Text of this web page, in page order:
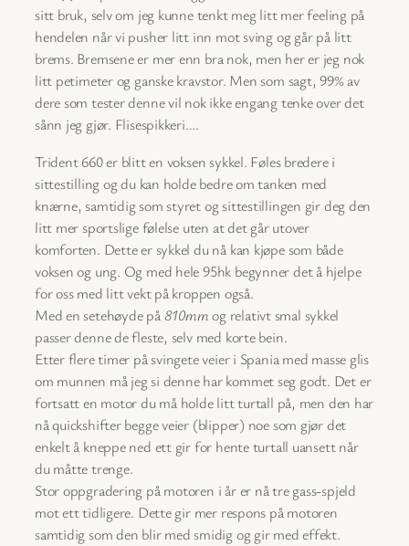
sitt bruk, selv om jeg kunne tenkt meg litt mer feeling på
hendelen når vi pusher litt inn mot sving og går på litt
brems. Bremsene er mer enn bra nok, men her er jeg nok
litt petimeter og ganske kravstor. Men som sagt, 99% av
dere som tester denne vil nok ikke engang tenke over det
sånn jeg gjør. Flisespikkeri….
Trident 660 er blitt en voksen sykkel. Føles bredere i
sittestilling og du kan holde bedre om tanken med
knærne, samtidig som styret og sittestillingen gir deg den
litt mer sportslige følelse uten at det går utover
komforten. Dette er sykkel du nå kan kjøpe som både
voksen og ung. Og med hele 95hk begynner det å hjelpe
for oss med litt vekt på kroppen også.
Med en setehøyde på 810mmog relativt smal sykkel
passer denne de fleste, selv med korte bein.
Etter flere timer på svingete veier i Spania med masse glis
om munnen må jeg si denne har kommet seg godt. Det er
fortsatt en motor du må holde litt turtall på, men den har
nå quickshifter begge veier (blipper) noe som gjør det
enkelt å kneppe ned ett gir for hente turtall uansett når
du måtte trenge.
Stor oppgradering på motoren i år er nå tre gass-spjeld
mot ett tidligere. Dette gir mer respons på motoren
samtidig som den blir med smidig og gir med effekt.